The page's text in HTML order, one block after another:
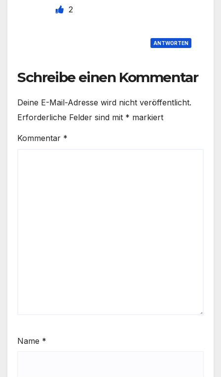
2
ANTWORTEN
Schreibe einen Kommentar
Deine E-Mail-Adresse wird nicht veröffentlicht.
Erforderliche Felder sind mit * markiert
Kommentar *
Name *